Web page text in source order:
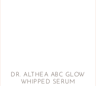
DR. ALTHEA ABC GLOW
WHIPPED SERUM